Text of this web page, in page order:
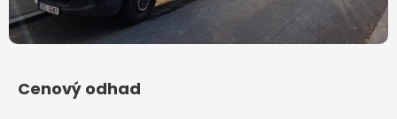
Cenový odhad